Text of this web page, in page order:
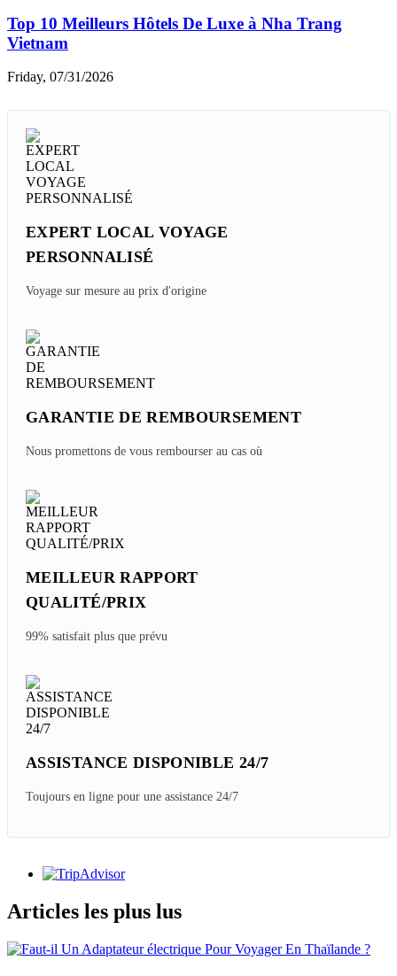
Vietnam Vs Cambodge - Comparer Budget Voyage
Thursday, 08/06/2026
Quel Itinéraire De 2 Semaines Du Sud Au Nord Du
Vietnam ?
Thursday, 08/06/2026
Les Restaurants étoilés Michelin Au Laos à
Sunday, 08/02/2026
Destinations Choisir ?
Friday, 07/31/2026
Top 10 Meilleurs Hôtels De Luxe à Nha Trang
Vietnam
EXPERT LOCAL VOYAGE
GARANTIE DE REMBOURSEMENT